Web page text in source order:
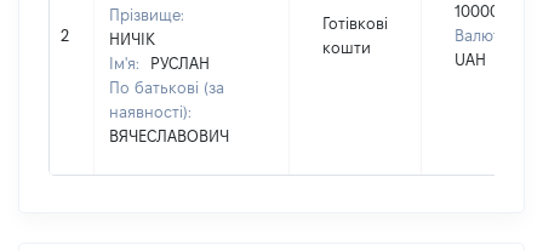
2
Прізвище:
НИЧІК
Ім'я:
РУСЛАН
По батькові (за
наявності):
ВЯЧЕСЛАВОВИЧ
Готівкові
кошти
100000
Валюта:
UAH